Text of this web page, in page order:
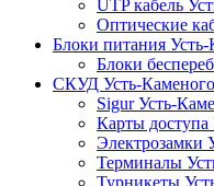
UTP кабель
Оптические
Блоки питания
Блоки
СКУД Усть-
Sigur Усть-
Карты доступа
Электрозамки
Терминалы
Турникеты